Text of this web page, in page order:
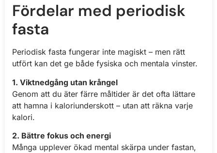
Fördelar med periodisk
fasta
Periodisk fasta fungerar inte magiskt – men rätt
utfört kan det ge både fysiska och mentala vinster.
1. Viktnedgång utan krångel
Genom att du äter färre måltider är det ofta lättare
att hamna i kaloriunderskott – utan att räkna varje
kalori.
2. Bättre fokus och energi
Många upplever ökad mental skärpa under fastan,